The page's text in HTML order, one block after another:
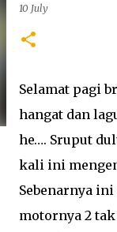
10 July
Selamat pagi
hangat dan
he…. Sruput
kali ini
Sebenarnya
motornya 2